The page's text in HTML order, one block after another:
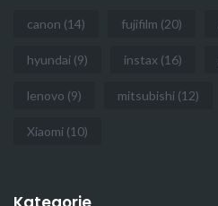
canon (14) fujifilm (20)
hyundai (9) instax (16)
lenovo (9) mitsubishi (12)
Xiaomi (10)